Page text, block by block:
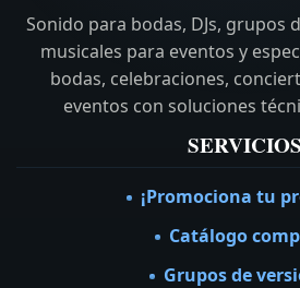
Sonido para bodas, DJs, grupos
musicales para eventos y
bodas, celebraciones,
eventos con soluciones
SERVICIOS
¡Promociona tu
Catálogo
Grupos de